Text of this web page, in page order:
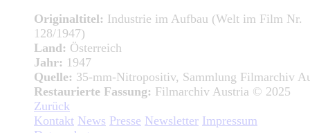
Originaltitel: Industrie im Aufbau (Welt im Film Nr.
128/1947)
Land: Österreich
Jahr: 1947
Quelle: 35-mm-Nitropositiv, Sammlung Filmarchiv
Restaurierte Fassung: Filmarchiv Austria © 2025
Zurück
Kontakt News Presse Newsletter Impressum